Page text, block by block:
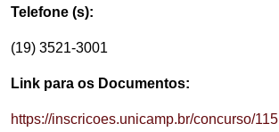
Telefone (s):
(19) 3521-3001
Link para os Documentos:
https://inscricoes.unicamp.br/concurso/115